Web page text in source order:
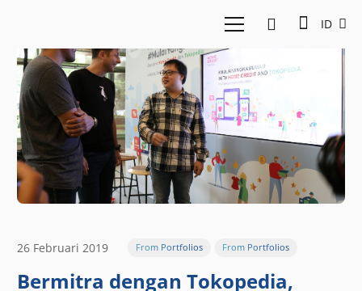
ID
26 Februari 2019 From Portfolios From Portfolios
Bermitra dengan Tokopedia,